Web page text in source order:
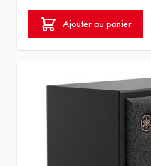
Ajouter au panier